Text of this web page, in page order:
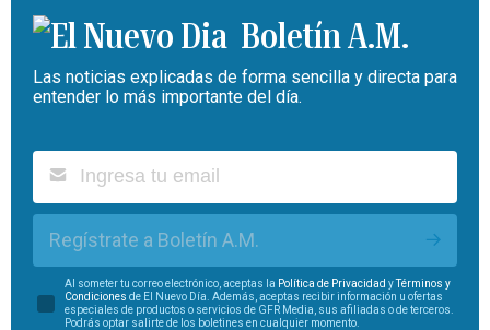
Boletín A.M.
Las noticias explicadas de forma sencilla y directa para
entender lo más importante del día.
Regístrate a Boletín A.M.
Al someter tu correo electrónico, aceptas la Política de Privacidad yTérminos y
Condiciones de El Nuevo Día. Además, aceptas recibir información u ofertas
especiales de productos o servicios de GFR Media, sus afiliadas o de terceros.
Podrás optar salirte de los boletines en cualquier momento.